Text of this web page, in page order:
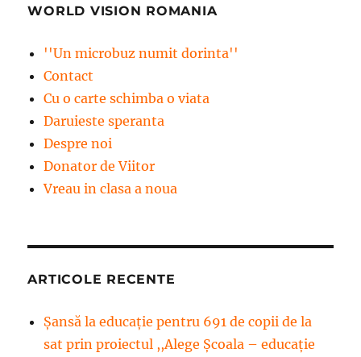
WORLD VISION ROMANIA
''Un microbuz numit dorinta''
Contact
Cu o carte schimba o viata
Daruieste speranta
Despre noi
Donator de Viitor
Vreau in clasa a noua
ARTICOLE RECENTE
Șansă la educație pentru 691 de copii de la
sat prin proiectul ,,Alege Școala – educație